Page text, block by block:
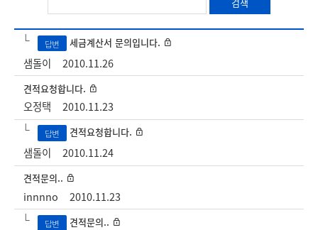
Type_A
답변 세금계산서 문의입니다.
샘돌이 2010.11.26
견적요청합니다.
오정택 2010.11.23
답변 견적요청합니다.
샘돌이 2010.11.24
견적문의..
innnno 2010.11.23
답변 견적문의..